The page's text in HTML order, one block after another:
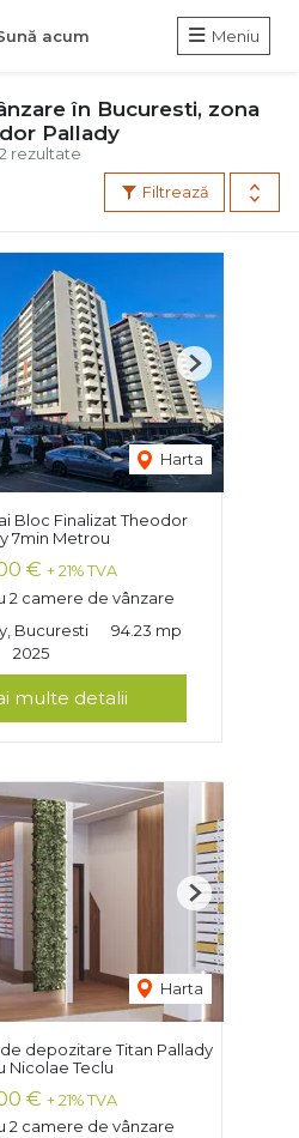
acum Meniu
rezultate
în Bucuresti, zona
Pallady
Filtrează
Harta
Next
Bloc Finalizat Theodor
7min Metrou
€ + 21% TVA
2 camere de vânzare
Bucuresti
94.23 mp
2025
multe detalii
Harta
Next
depozitare Titan Pallady
Nicolae Teclu
€ + 21% TVA
2 camere de vânzare